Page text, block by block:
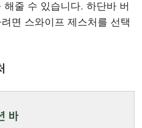
해줄 수 있습니다. 하단바 버
면 스와이프 제스처를 선택